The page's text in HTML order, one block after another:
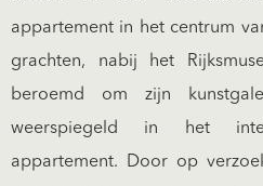
appartement in het centrum
grachten, nabij het
beroemd om zijn
weerspiegeld in het
appartement. Door op